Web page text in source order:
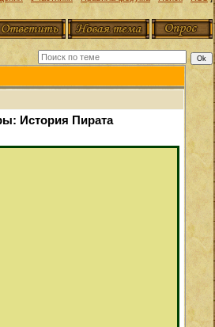
История Пирата